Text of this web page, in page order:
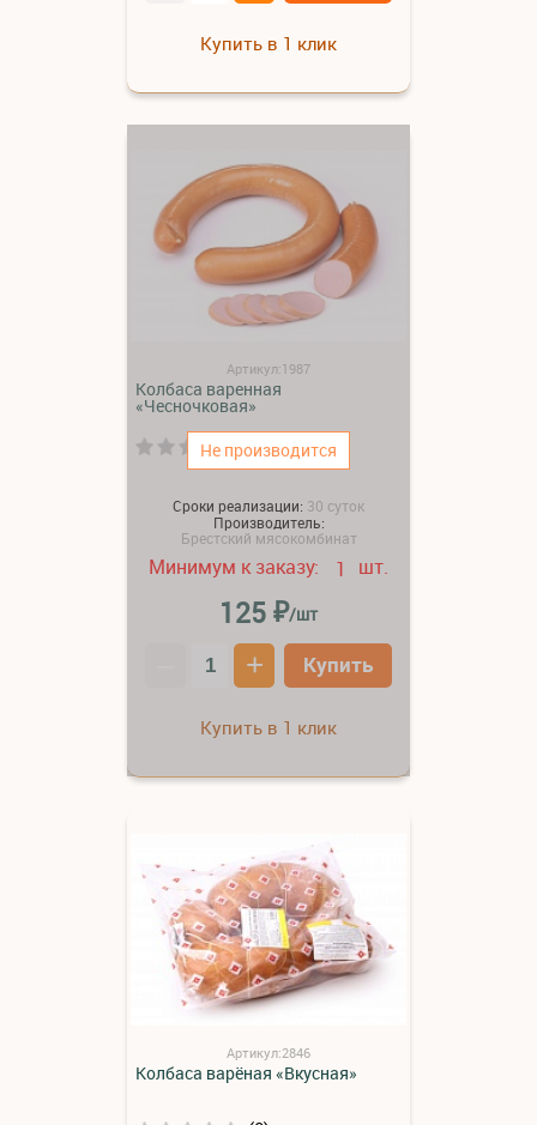
Купить в 1 клик
Не производится
Артикул:1987
Колбаса варенная
«Чесночковая»
(0)
Сроки реализации: 30 суток
Производитель:
Брестский мясокомбинат
Минимум к заказу: 1 шт.
125₽/шт
+ Купить
Купить в 1 клик
Артикул:2846
Колбаса варёная «Вкусная»